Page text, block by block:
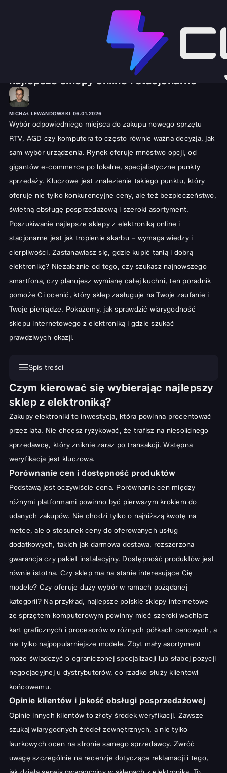
Gdzie kupować elektronikę? Poradnik:
najlepsze sklepy online i stacjonarne
MICHAŁ LEWANDOWSKI 06.01.2026
Wybór odpowiedniego miejsca do zakupu nowego sprzętu
RTV, AGD czy komputera to często równie ważna decyzja, jak
sam wybór urządzenia. Rynek oferuje mnóstwo opcji, od
gigantów e-commerce po lokalne, specjalistyczne punkty
sprzedaży. Kluczowe jest znalezienie takiego punktu, który
oferuje nie tylko konkurencyjne ceny, ale też bezpieczeństwo,
świetną obsługę posprzedażową i szeroki asortyment.
Poszukiwanie najlepsze sklepy z elektroniką online i
stacjonarne jest jak tropienie skarbu – wymaga wiedzy i
cierpliwości. Zastanawiasz się, gdzie kupić tanią i dobrą
elektronikę? Niezależnie od tego, czy szukasz najnowszego
smartfona, czy planujesz wymianę całej kuchni, ten poradnik
pomoże Ci ocenić, który sklep zasługuje na Twoje zaufanie i
Twoje pieniądze. Pokażemy, jak sprawdzić wiarygodność
sklepu internetowego z elektroniką i gdzie szukać
prawdziwych okazji.
Spis treści
Czym kierować się wybierając najlepszy sklep z elektroniką?
Porównanie cen i dostępność produktów
Opinie klientów i jakość obsługi posprzedażowej
Ranking popularnych sklepów z elektroniką online w Polsce
Liderzy rynku: Media Expert, RTV Euro AGD i Neonet
Specjalistyczne platformy z szerokim wyborem sprzętu
komputerowego i RTV
Zalety i wady zakupów stacjonarnych – czy warto odwiedzać
Możliwość osobistego sprawdzenia sprzętu
Natychmiastowa dostępność i pomoc doradcy
Różnice w cenach między sklepami stacjonarnymi a internetowymi
Wykorzystanie porównywarek cen i alertów cenowych
Programy lojalnościowe i zniżki dla stałych klientów
Zakupy sprzętu powystawowego lub odnowionego
Kluczowe czynniki decydujące o sukcesie sklepu z elektroniką
Profesjonalne doradztwo techniczne i wsparcie
Podsumowanie: Gdzie kupować elektronikę, aby być
Czym kierować się wybierając najlepszy
sklep z elektroniką?
Zakupy elektroniki to inwestycja, która powinna procentować
przez lata. Nie chcesz ryzykować, że trafisz na niesolidnego
sprzedawcę, który zniknie zaraz po transakcji. Wstępna
weryfikacja jest kluczowa.
Porównanie cen i dostępność produktów
Podstawą jest oczywiście cena. Porównanie cen między
różnymi platformami powinno być pierwszym krokiem do
udanych zakupów. Nie chodzi tylko o najniższą kwotę na
metce, ale o stosunek ceny do oferowanych usług
dodatkowych, takich jak darmowa dostawa, rozszerzona
gwarancja czy pakiet instalacyjny. Dostępność produktów jest
równie istotna. Czy sklep ma na stanie interesujące Cię
modele? Czy oferuje duży wybór w ramach pożądanej
kategorii? Na przykład, najlepsze polskie sklepy internetowe
ze sprzętem komputerowym powinny mieć szeroki wachlarz
kart graficznych i procesorów w różnych półkach cenowych, a
nie tylko najpopularniejsze modele. Zbyt mały asortyment
może świadczyć o ograniczonej specjalizacji lub słabej pozycji
negocjacyjnej u dystrybutorów, co rzadko służy klientowi
końcowemu.
Opinie klientów i jakość obsługi posprzedażowej
Opinie innych klientów to złoty środek weryfikacji. Zawsze
szukaj wiarygodnych źródeł zewnętrznych, a nie tylko
laurkowych ocen na stronie samego sprzedawcy. Zwróć
uwagę szczególnie na recenzje dotyczące reklamacji i tego,